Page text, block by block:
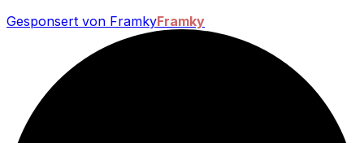
Gesponsert von FramkyFramky